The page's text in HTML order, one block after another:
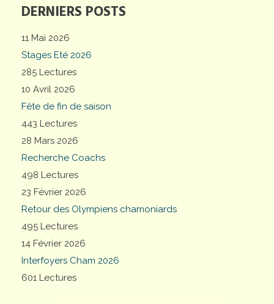
DERNIERS POSTS
11 Mai 2026
Stages Eté 2026
285 Lectures
10 Avril 2026
Fête de fin de saison
443 Lectures
28 Mars 2026
Recherche Coachs
498 Lectures
23 Février 2026
Retour des Olympiens chamoniards
495 Lectures
14 Février 2026
Interfoyers Cham 2026
601 Lectures